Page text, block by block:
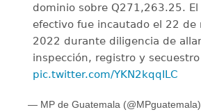
dominio sobre Q271,263.25.
efectivo fue incautado el 22 de
2022 durante diligencia de
inspección, registro y
pic.twitter.com/YKN2kqqILC
— MP de Guatemala (@MPguatemala)